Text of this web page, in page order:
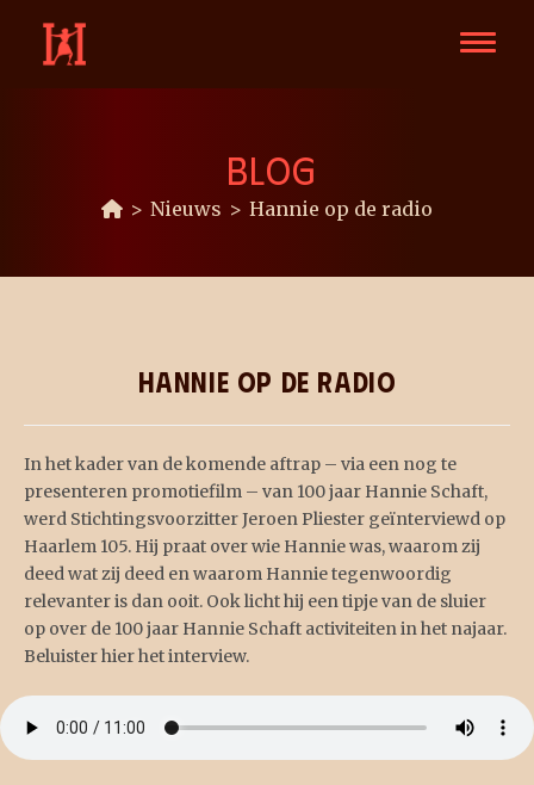
BLOG
> Nieuws > Hannie op de radio
Hannie op de radio
In het kader van de komende aftrap – via een nog te
presenteren promotiefilm – van 100 jaar Hannie Schaft,
werd Stichtingsvoorzitter Jeroen Pliester geïnterviewd op
Haarlem 105. Hij praat over wie Hannie was, waarom zij
deed wat zij deed en waarom Hannie tegenwoordig
relevanter is dan ooit. Ook licht hij een tipje van de sluier
op over de 100 jaar Hannie Schaft activiteiten in het najaar.
Beluister hier het interview.